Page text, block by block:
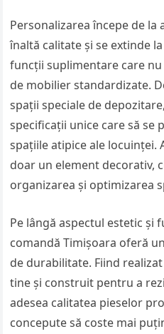
Personalizarea începe de
înaltă calitate și se extinde
funcții suplimentare care
de mobilier standardizate.
spații speciale de
specificații unice care să se
spațiile atipice ale locuinței.
doar un element decorativ,
organizarea și optimizarea
Pe lângă aspectul estetic și
comandă Timișoara oferă
de durabilitate. Fiind
tine și construit pentru a
adesea calitatea pieselor
concepute să coste mai